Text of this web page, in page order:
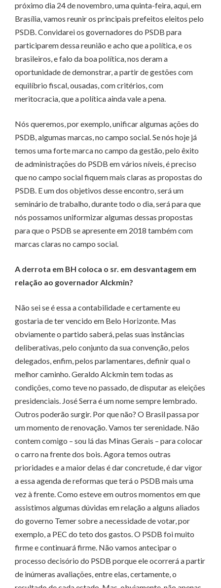
próximo dia 24 de novembro, uma quinta-feira, aqui, em
Brasília, vamos reunir os principais prefeitos eleitos pelo
PSDB. Convidarei os governadores do PSDB para
participarem dessa reunião e acho que a política, e os
brasileiros, e falo da boa política, nos deram a
oportunidade de demonstrar, a partir de gestões com
equilíbrio fiscal, ousadas, com critérios, com
meritocracia, que a política ainda vale a pena.
Nós queremos, por exemplo, unificar algumas ações do
PSDB, algumas marcas, no campo social. Se nós hoje já
temos uma forte marca no campo da gestão, pelo êxito
de administrações do PSDB em vários níveis, é preciso
que no campo social fiquem mais claras as propostas do
PSDB. E um dos objetivos desse encontro, será um
seminário de trabalho, durante todo o dia, será para que
nós possamos uniformizar algumas dessas propostas
para que o PSDB se apresente em 2018 também com
marcas claras no campo social.
A derrota em BH coloca o sr. em desvantagem em
relação ao governador Alckmin?
Não sei se é essa a contabilidade e certamente eu
gostaria de ter vencido em Belo Horizonte. Mas
obviamente o partido saberá, pelas suas instâncias
deliberativas, pelo conjunto da sua convenção, pelos
delegados, enfim, pelos parlamentares, definir qual o
melhor caminho. Geraldo Alckmin tem todas as
condições, como teve no passado, de disputar as eleições
presidenciais. José Serra é um nome sempre lembrado.
Outros poderão surgir. Por que não? O Brasil passa por
um momento de renovação. Vamos ter serenidade. Não
contem comigo – sou lá das Minas Gerais – para colocar
o carro na frente dos bois. Agora temos outras
prioridades e a maior delas é dar concretude, é dar vigor
a essa agenda de reformas que terá o PSDB mais uma
vez à frente. Como esteve em outros momentos em que
assistimos algumas dúvidas em relação a alguns aliados
do governo Temer sobre a necessidade de votar, por
exemplo, a PEC do teto dos gastos. O PSDB foi muito
firme e continuará firme. Não vamos antecipar o
processo decisório do PSDB porque ele ocorrerá a partir
de inúmeras avaliações, entre elas, certamente, o